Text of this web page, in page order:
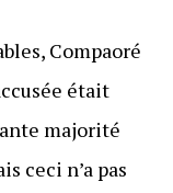
Compaoré
était
majorité
ceci n’a pas